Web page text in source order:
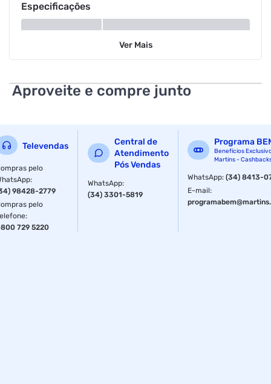
Especificações
Ver Mais
Aproveite e compre junto
Televendas
pelo
:
98428-2779
pelo
:
729 5220
Central de
Atendimento
Pós Vendas
WhatsApp:
(34) 3301-5819
Programa
Benefícios
Martins -
WhatsApp:(34) 8413-
E-mail: